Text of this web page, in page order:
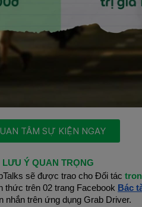
TÂM SỰ KIỆN NGAY
LƯU Ý QUAN TRỌNG
sẽ được trao cho Đối tác
trên 02 trang Facebook Bác
nhắn trên ứng dụng Grab Driver.